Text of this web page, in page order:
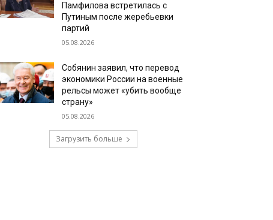
Памфилова встретилась с
Путиным после жеребьевки
партий
05.08.2026
Собянин заявил, что перевод
экономики России на военные
рельсы может «убить вообще
страну»
05.08.2026
Загрузить больше